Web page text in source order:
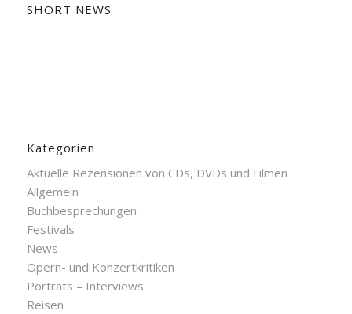
SHORT NEWS
Kategorien
Aktuelle Rezensionen von CDs, DVDs und Filmen
Allgemein
Buchbesprechungen
Festivals
News
Opern- und Konzertkritiken
Porträts – Interviews
Reisen